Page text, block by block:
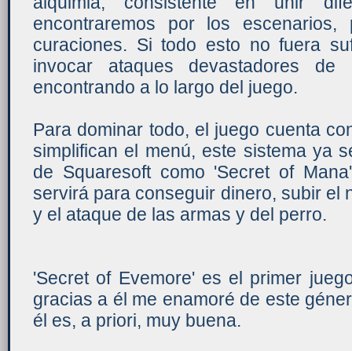
encontraremos por los
curaciones. Si todo esto no fuera
invocar ataques devastadores
encontrando a lo largo del juego.
Para dominar todo, el juego cuenta
simplifican el menú, este sistema ya
de Squaresoft como 'Secret of
servirá para conseguir dinero, subir el
y el ataque de las armas y del perro.
'Secret of Evemore' es el primer
gracias a él me enamoré de este
él es, a priori, muy buena.